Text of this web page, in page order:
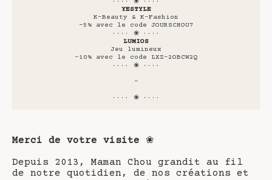
YESTYLE
K-Beauty & K-Fashion
-5% avec le code JOURSCHOU7
···· ❀ ····
LUMIOS
Jeu lumineux
-10% avec le code LXZ-2OBCW2Q
···· ❀ ····
-
···· ❀ ····
Merci de votre visite ❀
Depuis 2013, Maman Chou grandit au fil
de notre quotidien, de nos créations et